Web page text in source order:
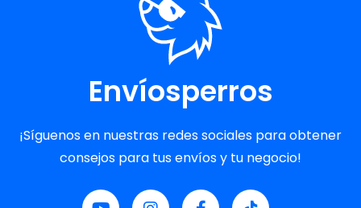
Envíosperros
¡Síguenos en nuestras redes sociales para obtener
consejos para tus envíos y tu negocio!